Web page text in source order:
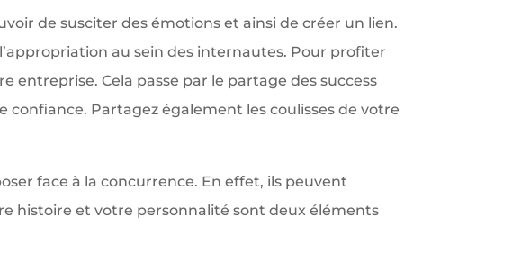
de susciter des émotions et ainsi de créer un lien.
au sein des internautes. Pour profiter
entreprise. Cela passe par le partage des success
Partagez également les coulisses de votre
face à la concurrence. En effet, ils peuvent
histoire et votre personnalité sont deux éléments